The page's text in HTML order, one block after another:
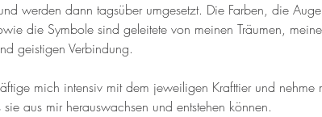
werden dann tagsüber umgesetzt. Die Farben, die
die Symbole sind geleitete von meinen Träumen,
geistigen Verbindung.
mich intensiv mit dem jeweiligen Krafttier und nehme
aus mir herauswachsen und entstehen können.